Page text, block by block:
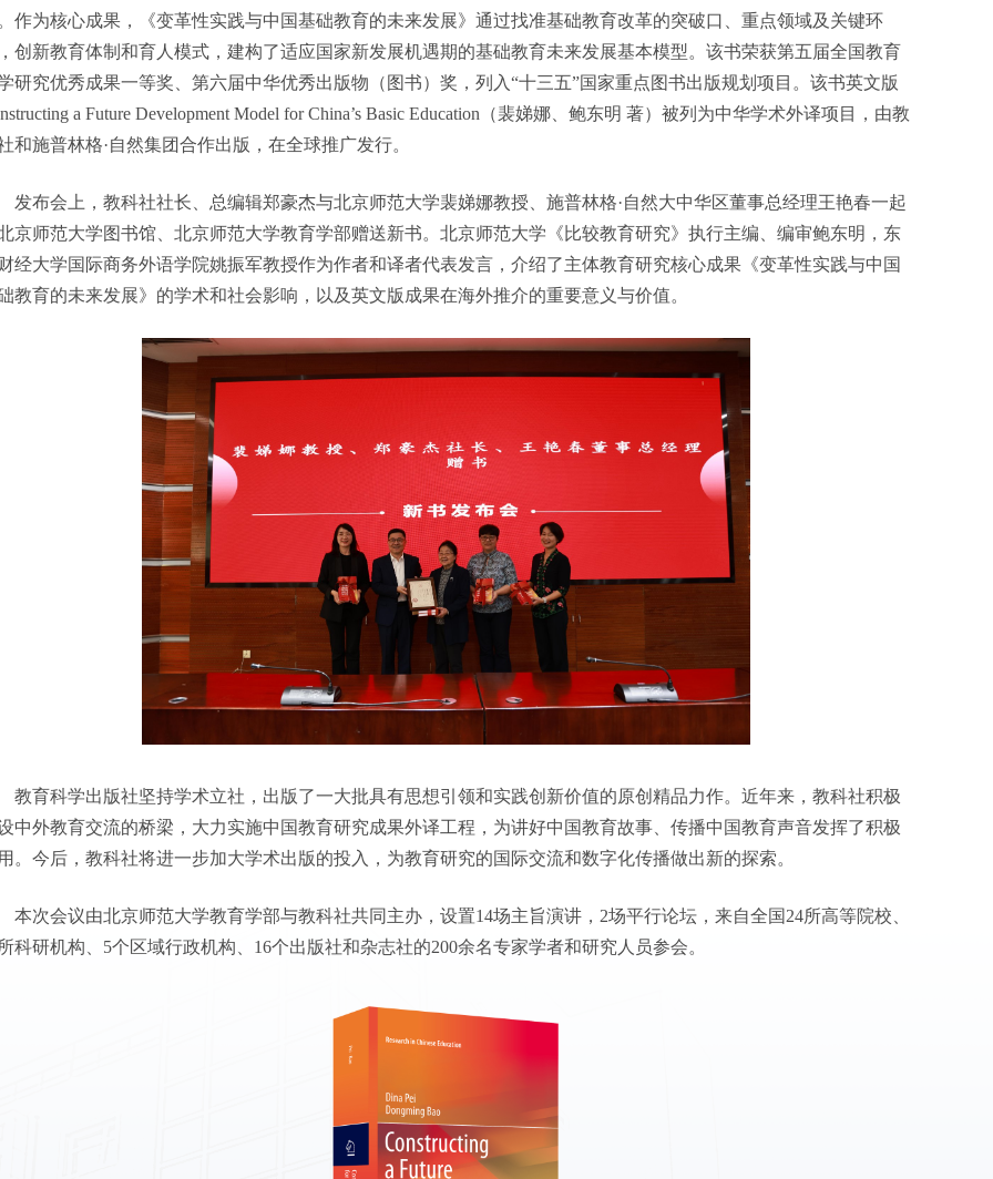
作为核心成果，《变革性实践与中国基础教育的未来发展》通过找准基础教育改革的突破口、重点领域及关键环
创新教育体制和育人模式，建构了适应国家新发展机遇期的基础教育未来发展基本模型。该书荣获第五届全国教育
研究优秀成果一等奖、第六届中华优秀出版物（图书）奖，列入“十三五”国家重点图书出版规划项目。该书英文版
a Future Development Model for China’s Basic Education（裴娣娜、鲍东明 著）被列为中华学术外译项目，由教
和施普林格·自然集团合作出版，在全球推广发行。
发布会上，教科社社长、总编辑郑豪杰与北京师范大学裴娣娜教授、施普林格·自然大中华区董事总经理王艳春一起
京师范大学图书馆、北京师范大学教育学部赠送新书。北京师范大学《比较教育研究》执行主编、编审鲍东明，东
经大学国际商务外语学院姚振军教授作为作者和译者代表发言，介绍了主体教育研究核心成果《变革性实践与中国
教育的未来发展》的学术和社会影响，以及英文版成果在海外推介的重要意义与价值。
教育科学出版社坚持学术立社，出版了一大批具有思想引领和实践创新价值的原创精品力作。近年来，教科社积极
中外教育交流的桥梁，大力实施中国教育研究成果外译工程，为讲好中国教育故事、传播中国教育声音发挥了积极
。今后，教科社将进一步加大学术出版的投入，为教育研究的国际交流和数字化传播做出新的探索。
本次会议由北京师范大学教育学部与教科社共同主办，设置14场主旨演讲，2场平行论坛，来自全国24所高等院校、
科研机构、5个区域行政机构、16个出版社和杂志社的200余名专家学者和研究人员参会。